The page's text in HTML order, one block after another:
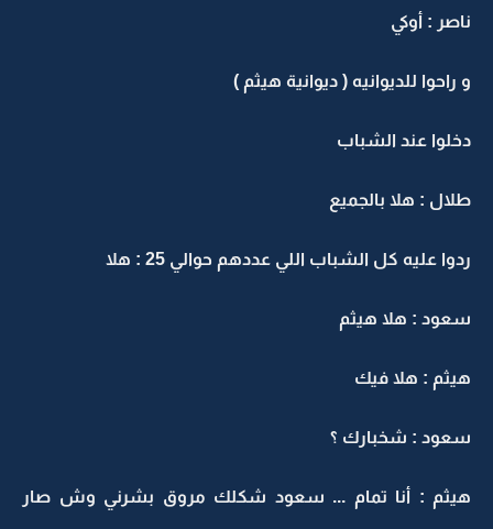
ناصر : أوكي
و راحوا للديوانيه ( ديوانية هيثم )
دخلوا عند الشباب
طلال : هلا بالجميع
ردوا عليه كل الشباب اللي عددهم حوالي 25 : هلا
سعود : هلا هيثم
هيثم : هلا فيك
سعود : شخبارك ؟
هيثم : أنا تمام ... سعود شكلك مروق بشرني وش صار